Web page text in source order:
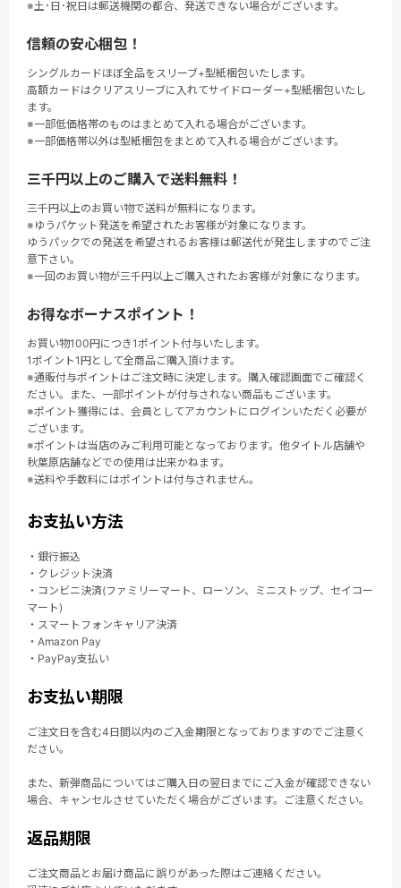
※土･日･祝日は郵送機関の都合、発送できない場合がございます。
信頼の安心梱包！
シングルカードほぼ全品をスリーブ+型紙梱包いたします。
高額カードはクリアスリーブに入れてサイドローダー+型紙梱包いたし
ます。
※一部低価格帯のものはまとめて入れる場合がございます。
※一部価格帯以外は型紙梱包をまとめて入れる場合がございます。
三千円以上のご購入で送料無料！
三千円以上のお買い物で送料が無料になります。
※ゆうパケット発送を希望されたお客様が対象になります。
ゆうパックでの発送を希望されるお客様は郵送代が発生しますのでご注
意下さい。
※一回のお買い物が三千円以上ご購入されたお客様が対象になります。
お得なボーナスポイント！
お買い物100円につき1ポイント付与いたします。
1ポイント1円として全商品ご購入頂けます。
※通販付与ポイントはご注文時に決定します。購入確認画面でご確認く
ださい。また、一部ポイントが付与されない商品もございます。
※ポイント獲得には、会員としてアカウントにログインいただく必要が
ございます。
※ポイントは当店のみご利用可能となっております。他タイトル店舗や
秋葉原店舗などでの使用は出来かねます。
※送料や手数料にはポイントは付与されません。
お支払い方法
・銀行振込
・クレジット決済
・コンビニ決済(ファミリーマート、ローソン、ミニストップ、セイコー
マート)
・スマートフォンキャリア決済
・Amazon Pay
・PayPay支払い
お支払い期限
ご注文日を含む4日間以内のご入金期限となっておりますのでご注意く
ださい。
また、新弾商品についてはご購入日の翌日までにご入金が確認できない
場合、キャンセルさせていただく場合がございます。ご注意ください。
返品期限
ご注文商品とお届け商品に誤りがあった際はご連絡ください。